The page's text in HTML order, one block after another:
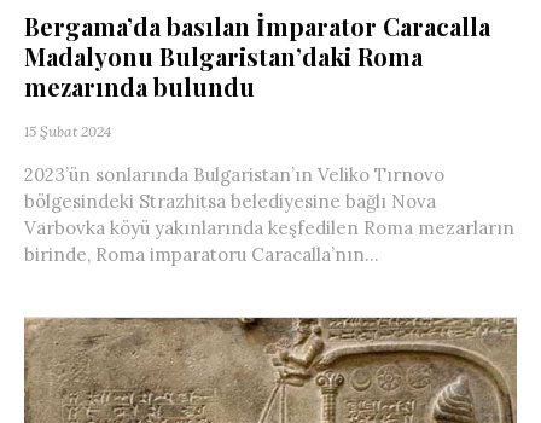
Bergama’da basılan İmparator Caracalla
Madalyonu Bulgaristan’daki Roma
mezarında bulundu
15 Şubat 2024
2023’ün sonlarında Bulgaristan’ın Veliko Tırnovo
bölgesindeki Strazhitsa belediyesine bağlı Nova
Varbovka köyü yakınlarında keşfedilen Roma mezarların
birinde, Roma imparatoru Caracalla’nın...